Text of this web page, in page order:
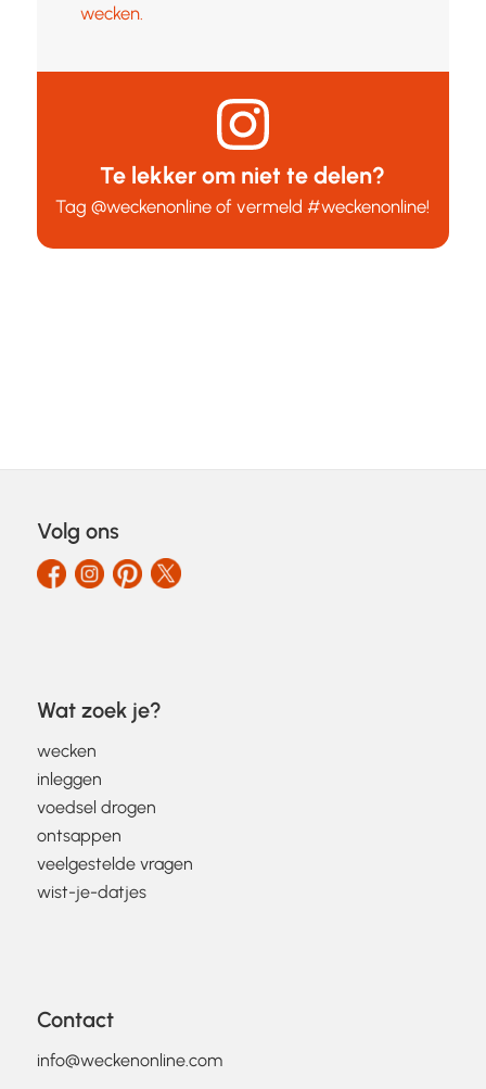
wecken.
Te lekker om niet te delen?
Tag@weckenonline of vermeld#weckenonline!
Volg ons
Wat zoek je?
wecken
inleggen
voedsel drogen
ontsappen
veelgestelde vragen
wist-je-datjes
Contact
info@weckenonline.com